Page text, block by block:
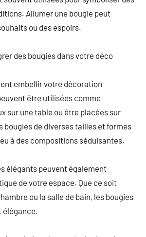
Allumer une bougie peut
ou des espoirs.
des bougies dans votre déco
embellir votre décoration
être utilisées comme
sur une table ou être placées sur
bougies de diverses tailles et formes
à des compositions séduisantes.
élégants peuvent également
de votre espace. Que ce soit
ou la salle de bain, les bougies
élégance.